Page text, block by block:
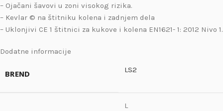
– Ojačani šavovi u zoni visokog rizika.
– Kevlar © na štitniku kolena i zadnjem dela
– Uklonjivi CE 1 štitnici za kukove i kolena EN1621- 1: 2012 Nivo 1.
Dodatne informacije
BREND LS2
L